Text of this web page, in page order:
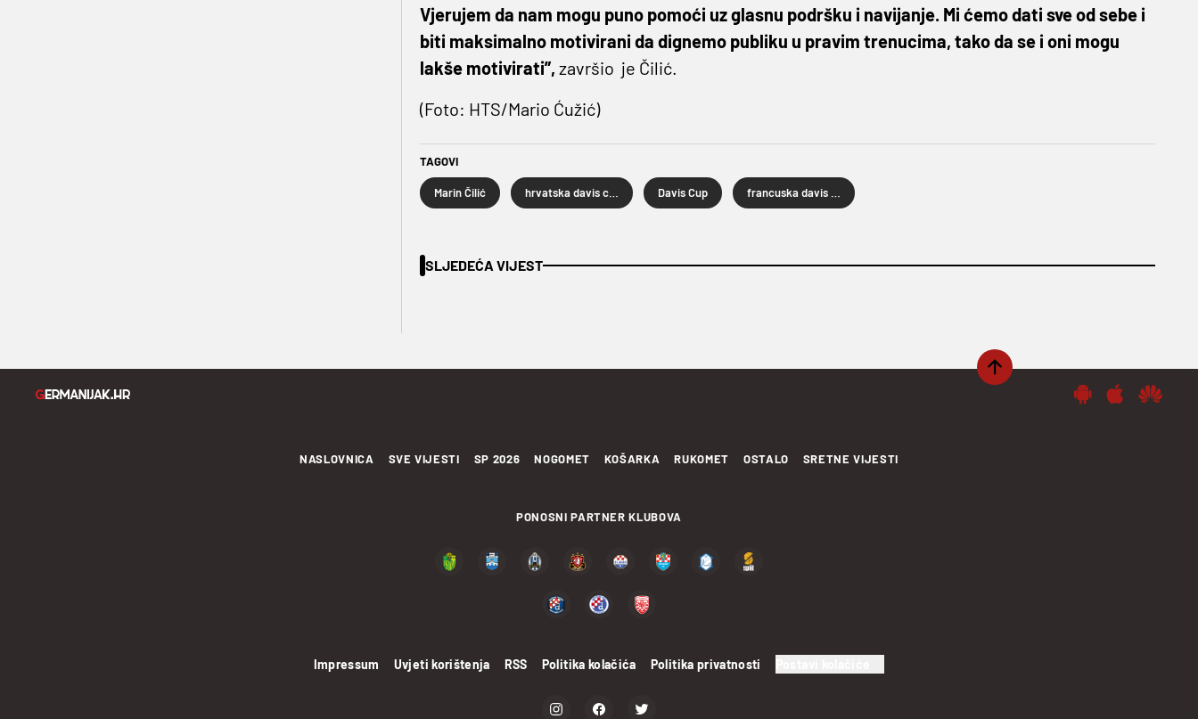
Vjerujem da nam mogu puno pomoći uz glasnu podršku i navijanje. Mi ćemo dati sve od sebe i
biti maksimalno motivirani da dignemo publiku u pravim trenucima, tako da se i oni mogu
lakše motivirati”, završio je Čilić.
(Foto: HTS/Mario Ćužić)
TAGOVI
Marin Čilić hrvatska davis cup reprezentacija Davis Cup francuska davis cup reprezentacija
SLJEDEĆA VIJEST
NASLOVNICA SVE VIJESTI SP 2026 NOGOMET KOŠARKA RUKOMET OSTALO SRETNE VIJESTI
PONOSNI PARTNER KLUBOVA
Impressum Uvjeti korištenja RSS Politika kolačića Politika privatnosti